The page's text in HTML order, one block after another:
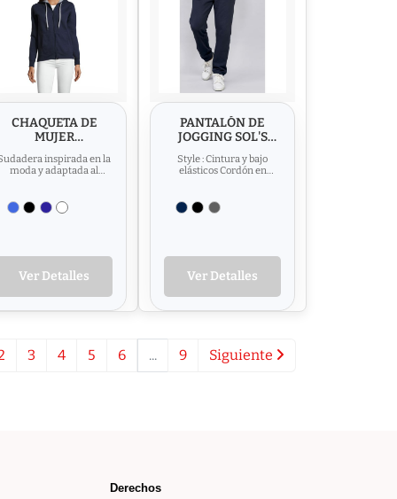
CHAQUETA DE
MUJER
CONTRASTADA
CON CAPUCHA
SOL'S SOUL
inspirada en la
moda y adaptada al
permite...
Ver Detalles
PANTALÓN DE
JOGGING SOL'S
JOGGER
Style : Cintura y bajo
elásticos Cordón en
Ver Detalles
3 4 5 6 ... 9 Siguiente
Derechos